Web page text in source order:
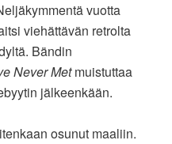
vuotta
viehättävän retrolta
Bändin
Never Metmuistuttaa
jälkeenkään.
osunut maaliin.